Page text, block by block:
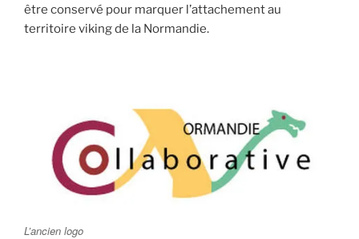
être conservé pour marquer l’attachement au
territoire viking de la Normandie.
L’ancien logo